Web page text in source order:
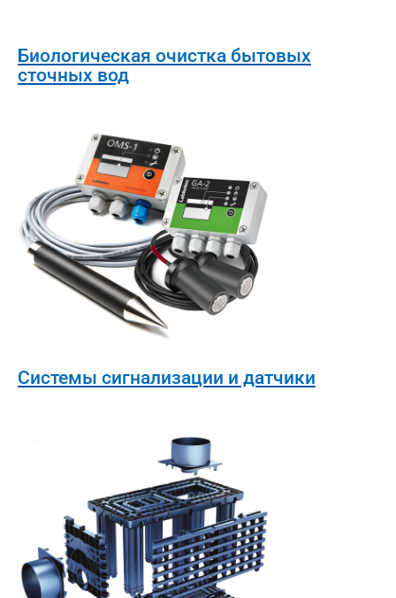
Биологическая очистка бытовых
сточных вод
Системы сигнализации и датчики